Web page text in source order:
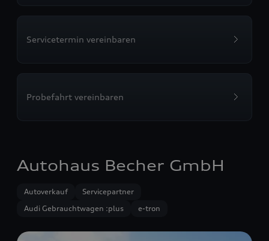
Servicetermin vereinbaren
Probefahrt vereinbaren
Autohaus Becher GmbH
Autoverkauf
Servicepartner
Audi Gebrauchtwagen :plus
e-tron